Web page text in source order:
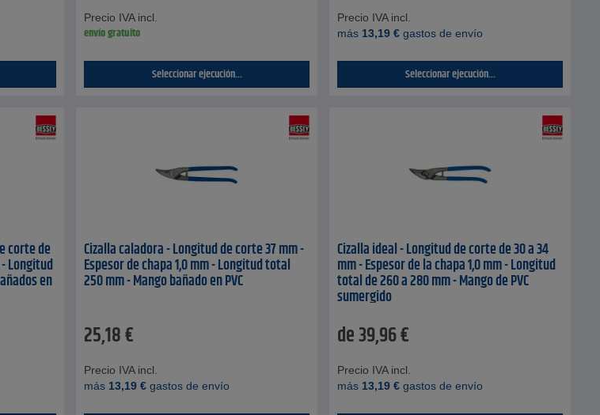
Precio IVA incl.
envío gratuito
Seleccionar ejecución...
Precio IVA incl.
más 13,19 € gastos de envío
Seleccionar ejecución...
corte de
- Longitud
en
Cizalla caladora - Longitud de corte 37 mm -
Espesor de chapa 1,0 mm - Longitud total
250 mm - Mango bañado en PVC
25,18€
Precio IVA incl.
más 13,19 € gastos de envío
Cizalla ideal - Longitud de corte de 30 a 34
mm - Espesor de la chapa 1,0 mm - Longitud
total de 260 a 280 mm - Mango de PVC
sumergido
de39,96€
Precio IVA incl.
más 13,19 € gastos de envío